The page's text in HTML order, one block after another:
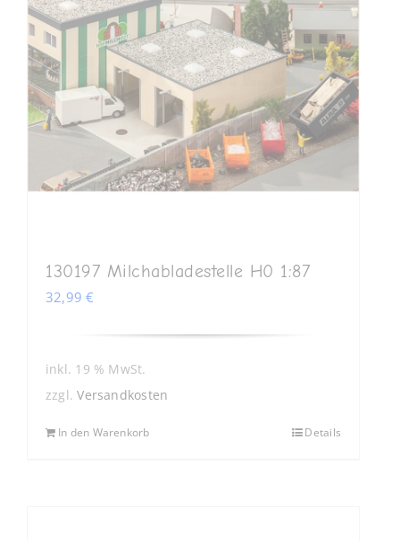
130197 Milchabladestelle H0 1:87
32,99€
inkl. 19 % MwSt.
zzgl.Versandkosten
In den Warenkorb Details